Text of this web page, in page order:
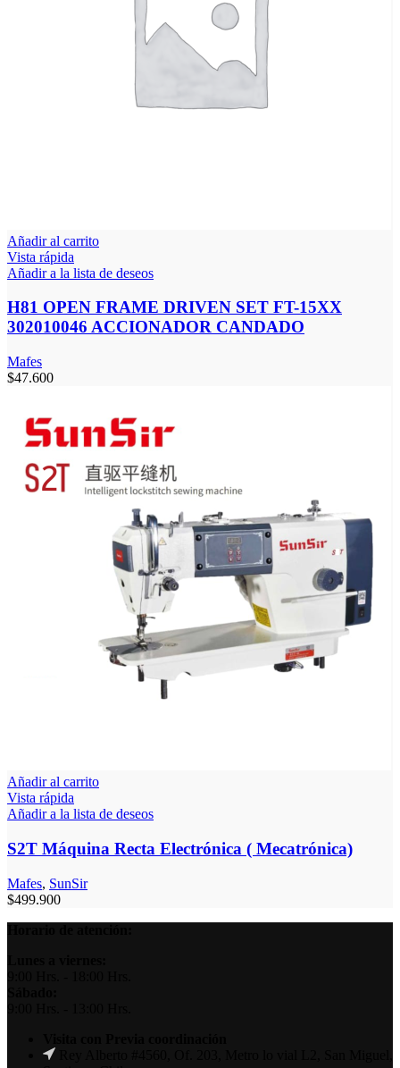
Añadir al carrito
Vista rápida
Añadir a la lista de deseos
H81 OPEN FRAME DRIVEN SET FT-15XX
302010046 ACCIONADOR CANDADO
Mafes
$47.600
Añadir al carrito
Vista rápida
Añadir a la lista de deseos
S2T Máquina Recta Electrónica ( Mecatrónica)
Mafes, SunSir
$499.900